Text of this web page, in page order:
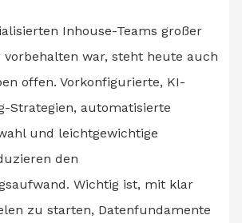
Inhouse-Teams großer
vorbehalten war, steht heute auch
offen. Vorkonfigurierte, KI-
Strategien, automatisierte
und leichtgewichtige
den
Wichtig ist, mit klar
zu starten, Datenfundamente